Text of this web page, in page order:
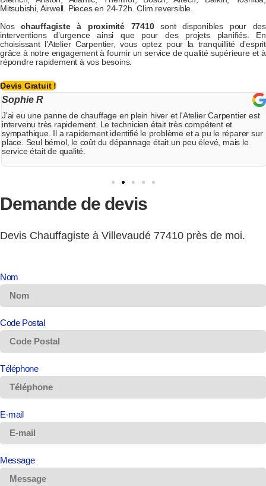
Mitsubishi, Airwell. Pieces en 24-72h. Clim reversible.
Noschauffagiste à proximité 77410sont disponibles pour des
interventions d’urgence ainsi que pour des projets planifiés. En
choisissant l’Atelier Carpentier, vous optez pour la tranquillité d’esprit
grâce à notre engagement à fournir un service de qualité supérieure et à
répondre rapidement à vos besoins.
Devis Gratuit !
est
sur
Pierre G
J'ai récemment fait remplacer mon vieux système de chauffage
l'Atelier Carpentier. Le devis était très détaillé et transparent,
mauvaises surprises. Les installateurs ont travaillé de manière
et professionnelle. Depuis, mon chauffage fonctionne
constate même des économies sur ma facture d'énergie. Je
Demande de devis
Devis Chauffagiste à Villevaudé 77410 près de moi.
Nom
Code Postal
Téléphone
E-mail
Message